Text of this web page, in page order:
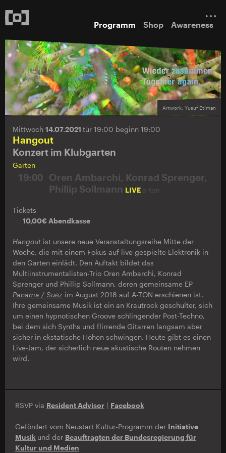
Programm Shop Awareness
Artwork: Yusuf Etiman
Mittwoch 14.07.2021 tür 19:00 beginn 19:00
Hangout
Konzert im Klubgarten
Garten
19:00
Oren Ambarchi, Konrad Sprenger,
Phillip Sollmann LIVE a-ton
Tickets
10,00€ Abendkasse
Hangout ist unsere neue Veranstaltungsreihe Mitte der
Woche, die mit einem Fokus auf live gespielte Elektronik in
den Garten einlädt. Den Auftakt bildet das
Multiinstrumentalisten-Trio Oren Ambarchi, Konrad
Sprenger und Phillip Sollmann, deren gemeinsame EP
Panama / Suez im August 2018 auf A-TON erschienen ist.
Ihre gemeinsame Musik ist ein an Krautrock geschulter, sich
um einen hypnotischen Groove schlingender Post-Techno,
bei dem sich Synths und flirrende Gitarren langsam aber
sicher in ekstatische Höhen schwingen. Heute gibt es einen
Live-Jam, der sicherlich neue akustische Routen nehmen
wird.
RSVP via Resident Advisor | Facebook
Gefördert vom Neustart Kultur-Programm der Initiative
Musik und der Beauftragten der Bundesregierung für
Kultur und Medien